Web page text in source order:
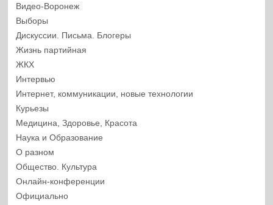
Видео-Воронеж
Выборы
Дискуссии. Письма. Блогеры
Жизнь партийная
ЖКХ
Интервью
Интернет, коммуникации, новые технологии
Курьезы
Медицина, Здоровье, Красота
Наука и Образование
О разном
Общество. Культура
Онлайн-конференции
Официально